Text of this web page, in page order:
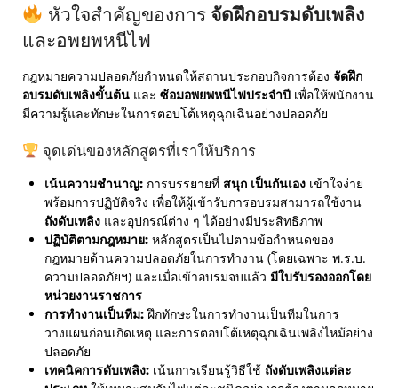
หัวใจสำคัญของการ จัดฝึกอบรมดับเพลิง
และอพยพหนีไฟ
กฎหมายความปลอดภัยกำหนดให้สถานประกอบกิจการต้อง จัดฝึก
อบรมดับเพลิงขั้นต้น และ ซ้อมอพยพหนีไฟประจำปี เพื่อให้พนักงาน
มีความรู้และทักษะในการตอบโต้เหตุฉุกเฉินอย่างปลอดภัย
จุดเด่นของหลักสูตรที่เราให้บริการ
เน้นความชำนาญ: การบรรยายที่ สนุก เป็นกันเอง เข้าใจง่าย
พร้อมการปฏิบัติจริง เพื่อให้ผู้เข้ารับการอบรมสามารถใช้งาน
ถังดับเพลิง และอุปกรณ์ต่าง ๆ ได้อย่างมีประสิทธิภาพ
ปฏิบัติตามกฎหมาย: หลักสูตรเป็นไปตามข้อกำหนดของ
กฎหมายด้านความปลอดภัยในการทำงาน (โดยเฉพาะ พ.ร.บ.
ความปลอดภัยฯ) และเมื่อเข้าอบรมจบแล้ว มีใบรับรองออกโดย
หน่วยงานราชการ
การทำงานเป็นทีม:ฝึกทักษะในการทำงานเป็นทีมในการ
วางแผนก่อนเกิดเหตุ และการตอบโต้เหตุฉุกเฉินเพลิงไหม้อย่าง
ปลอดภัย
เทคนิคการดับเพลิง: เน้นการเรียนรู้วิธีใช้ ถังดับเพลิงแต่ละ